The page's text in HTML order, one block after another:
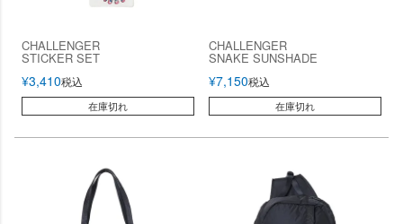
CHALLENGER
STICKER SET
¥3,410税込
在庫切れ
CHALLENGER
SNAKE SUNSHADE
¥7,150税込
在庫切れ